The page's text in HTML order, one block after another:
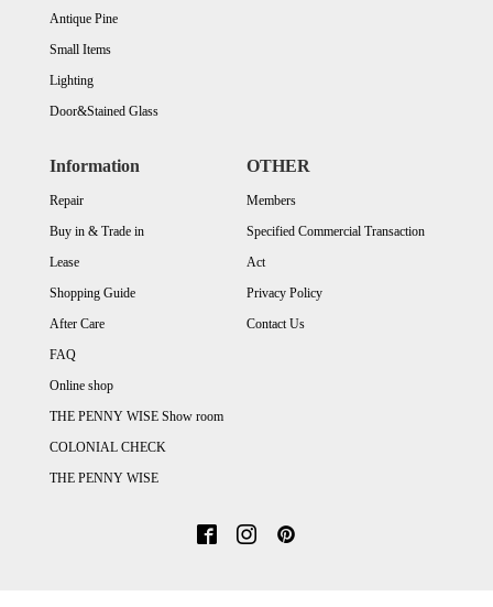
Antique Pine
Small Items
Lighting
Door&Stained Glass
Information
Repair
Buy in & Trade in
Lease
Shopping Guide
After Care
FAQ
Online shop
THE PENNY WISE Show room
COLONIAL CHECK
THE PENNY WISE
OTHER
Members
Specified Commercial Transaction
Act
Privacy Policy
Contact Us